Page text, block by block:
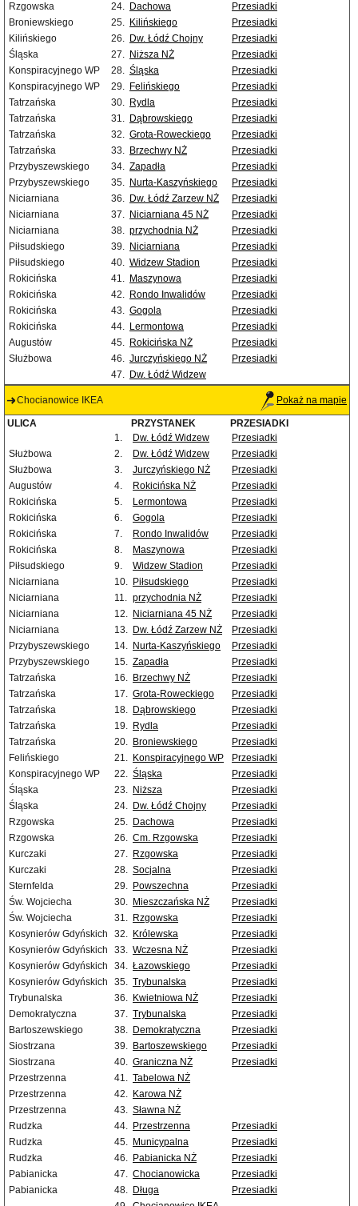
Rzgowska
24. Dachowa
Przesiadki
Broniewskiego
25. Kilińskiego
Przesiadki
Kilińskiego
26. Dw. Łódź Chojny
Przesiadki
Śląska
27. Niższa NŻ
Przesiadki
Konspiracyjnego WP
28. Śląska
Przesiadki
Konspiracyjnego WP
29. Felińskiego
Przesiadki
Tatrzańska
30. Rydla
Przesiadki
Tatrzańska
31. Dąbrowskiego
Przesiadki
Tatrzańska
32. Grota-Roweckiego
Przesiadki
Tatrzańska
33. Brzechwy NŻ
Przesiadki
Przybyszewskiego
34. Zapadła
Przesiadki
Przybyszewskiego
35. Nurta-Kaszyńskiego
Przesiadki
Niciarniana
36. Dw. Łódź Zarzew NŻ
Przesiadki
Niciarniana
37. Niciarniana 45 NŻ
Przesiadki
Niciarniana
38. przychodnia NŻ
Przesiadki
Piłsudskiego
39. Niciarniana
Przesiadki
Piłsudskiego
40. Widzew Stadion
Przesiadki
Rokicińska
41. Maszynowa
Przesiadki
Rokicińska
42. Rondo Inwalidów
Przesiadki
Rokicińska
43. Gogola
Przesiadki
Rokicińska
44. Lermontowa
Przesiadki
Augustów
45. Rokicińska NŻ
Przesiadki
Służbowa
46. Jurczyńskiego NŻ
Przesiadki
47. Dw. Łódź Widzew
Chocianowice IKEA Pokaż na mapie
ULICA PRZYSTANEK
PRZESIADKI
1.
Dw. Łódź Widzew
Przesiadki
Służbowa
2. Dw. Łódź Widzew
Przesiadki
Służbowa
3. Jurczyńskiego NŻ
Przesiadki
Augustów
4. Rokicińska NŻ
Przesiadki
Rokicińska
5. Lermontowa
Przesiadki
Rokicińska
6. Gogola
Przesiadki
Rokicińska
7. Rondo Inwalidów
Przesiadki
Rokicińska
8. Maszynowa
Przesiadki
Piłsudskiego
9. Widzew Stadion
Przesiadki
Niciarniana
10. Piłsudskiego
Przesiadki
Niciarniana
11. przychodnia NŻ
Przesiadki
Niciarniana
12. Niciarniana 45 NŻ
Przesiadki
Niciarniana
13. Dw. Łódź Zarzew NŻ
Przesiadki
Przybyszewskiego
14. Nurta-Kaszyńskiego
Przesiadki
Przybyszewskiego
15. Zapadła
Przesiadki
Tatrzańska
16. Brzechwy NŻ
Przesiadki
Tatrzańska
17. Grota-Roweckiego
Przesiadki
Tatrzańska
18. Dąbrowskiego
Przesiadki
Tatrzańska
19. Rydla
Przesiadki
Tatrzańska
20. Broniewskiego
Przesiadki
Felińskiego
21. Konspiracyjnego WP
Przesiadki
Konspiracyjnego WP
22. Śląska
Przesiadki
Śląska
23. Niższa
Przesiadki
Śląska
24. Dw. Łódź Chojny
Przesiadki
Rzgowska
25. Dachowa
Przesiadki
Rzgowska
26. Cm. Rzgowska
Przesiadki
Kurczaki
27. Rzgowska
Przesiadki
Kurczaki
28. Socjalna
Przesiadki
Sternfelda
29. Powszechna
Przesiadki
Św. Wojciecha
30. Mieszczańska NŻ
Przesiadki
Św. Wojciecha
31. Rzgowska
Przesiadki
Kosynierów Gdyńskich
32. Królewska
Przesiadki
Kosynierów Gdyńskich
33. Wczesna NŻ
Przesiadki
Kosynierów Gdyńskich
34. Łazowskiego
Przesiadki
Kosynierów Gdyńskich
35. Trybunalska
Przesiadki
Trybunalska
36. Kwietniowa NŻ
Przesiadki
Demokratyczna
37. Trybunalska
Przesiadki
Bartoszewskiego
38. Demokratyczna
Przesiadki
Siostrzana
39. Bartoszewskiego
Przesiadki
Siostrzana
40. Graniczna NŻ
Przesiadki
Przestrzenna
41. Tabelowa NŻ
Przestrzenna
42. Karowa NŻ
Przestrzenna
43. Sławna NŻ
Rudzka
44. Przestrzenna
Przesiadki
Rudzka
45. Municypalna
Przesiadki
Rudzka
46. Pabianicka NŻ
Przesiadki
Pabianicka
47. Chocianowicka
Przesiadki
Pabianicka
48. Długa
Przesiadki